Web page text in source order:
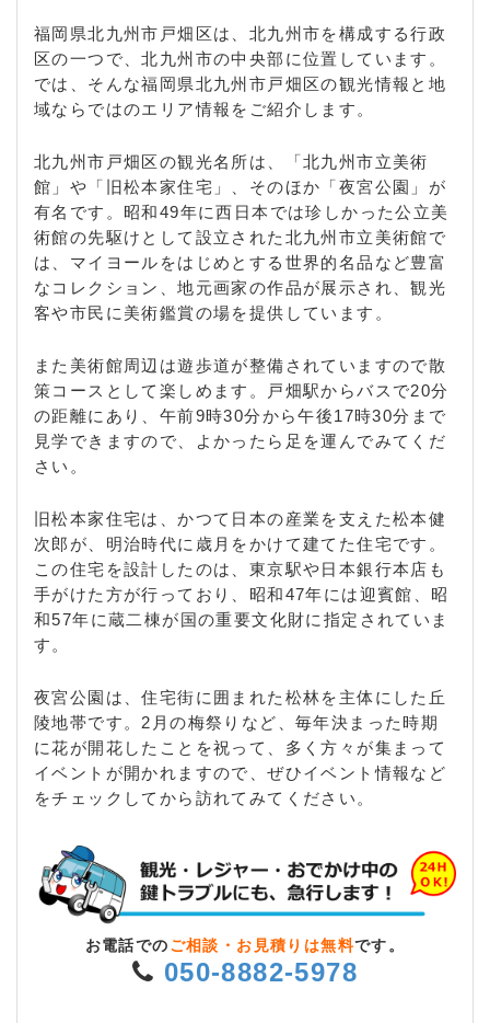
福岡県北九州市戸畑区は、北九州市を構成する行政
区の一つで、北九州市の中央部に位置しています。
では、そんな福岡県北九州市戸畑区の観光情報と地
域ならではのエリア情報をご紹介します。
北九州市戸畑区の観光名所は、「北九州市立美術
館」や「旧松本家住宅」、そのほか「夜宮公園」が
有名です。昭和49年に西日本では珍しかった公立美
術館の先駆けとして設立された北九州市立美術館で
は、マイヨールをはじめとする世界的名品など豊富
なコレクション、地元画家の作品が展示され、観光
客や市民に美術鑑賞の場を提供しています。
また美術館周辺は遊歩道が整備されていますので散
策コースとして楽しめます。戸畑駅からバスで20分
の距離にあり、午前9時30分から午後17時30分まで
見学できますので、よかったら足を運んでみてくだ
さい。
旧松本家住宅は、かつて日本の産業を支えた松本健
次郎が、明治時代に歳月をかけて建てた住宅です。
この住宅を設計したのは、東京駅や日本銀行本店も
手がけた方が行っており、昭和47年には迎賓館、昭
和57年に蔵二棟が国の重要文化財に指定されていま
す。
夜宮公園は、住宅街に囲まれた松林を主体にした丘
陵地帯です。2月の梅祭りなど、毎年決まった時期
に花が開花したことを祝って、多く方々が集まって
イベントが開かれますので、ぜひイベント情報など
をチェックしてから訪れてみてください。
お電話での ご相談・お見積りは無料です。
050-8882-5978